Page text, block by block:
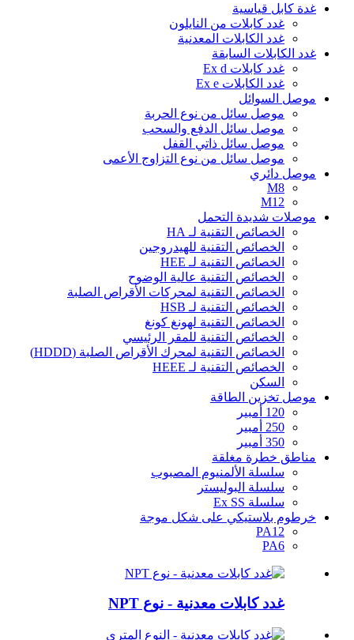
غدة كابل قياسية
غدد كابلات من النايلون
غدد الكابلات المعدنية
غدد الكابلات السابقة
غدد كابلات Ex d
غدد الكابلات Ex e
موصل السوائل
موصل سائل من نوع الحربة
موصل سائل الدفع والسحب
موصل سائل ذاتي القفل
موصل سائل من نوع التزاوج الأعمى
موصل دائري
M8
M12
موصلات شديدة التحمل
الخصائص التقنية لـ HA
الخصائص التقنية للهيدروجين
الخصائص التقنية لـ HEE
الخصائص التقنية عالية الوضوح
الخصائص التقنية لمحركات الأقراص الصلبة
الخصائص التقنية لـ HSB
الخصائص التقنية لهونغ كونغ
الخصائص التقنية للمقر الرئيسي
الخصائص التقنية لمحرك الأقراص الصلبة (HDDD)
الخصائص التقنية لـ HEEE
السكن
موصل تخزين الطاقة
120 أمبير
250 أمبير
350 أمبير
مناطق خطرة مغلقة
سلسلة الألمنيوم المصبوب
سلسلة البوليستر
سلسلة Ex SS
خرطوم بلاستيكي على شكل موجة
PA12
PA6
غدد كابلات معدنية - نوع NPT